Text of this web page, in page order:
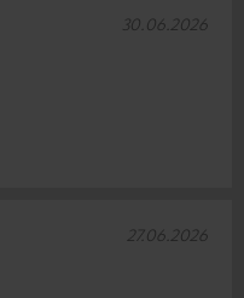
30.06.2026
27.06.2026